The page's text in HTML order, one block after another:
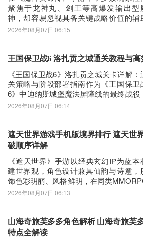
聚焦于龙神丸、剑王等高爆发输出型
神，却容易忽视具备关键战略价值的辅
单位。其中，莱吉斯作为专精续航治疗的
坚体系中不可替代的核心角色。莱吉斯
手，适合新手
2026年08月07日 06:15
王国保卫战6 洛扎贡之城通关教程与高
《王国保卫战6》洛扎贡之城关卡详解：
关策略与阶段部署指南作为《王国保卫
6》中迪纳斯城堡魔法屏障线的最终战役
洛扎贡之城由维兹南昔日学徒镇守，地形
线覆盖，需采用差异化布防策略。开局
段建议在上路部署黑骑士兵营、下路配置
2026年08月07日 06:14
遮天世界游戏手机版境界排行 遮天世
破顺序详解
《遮天世界》手游以经典玄幻IP为蓝本
建世界观，角色设计兼具仙韵与诗意，
饰色彩明丽、风格鲜明，在同类
中具备显著辨识度，长期稳居玩家关注度
本文将系统梳理该游戏核心成长体系中
境界演进路径及关键突破机制。游戏采用
2026年08月07日 06:13
山海奇旅芙多多角色解析 山海奇旅芙
特点全解读